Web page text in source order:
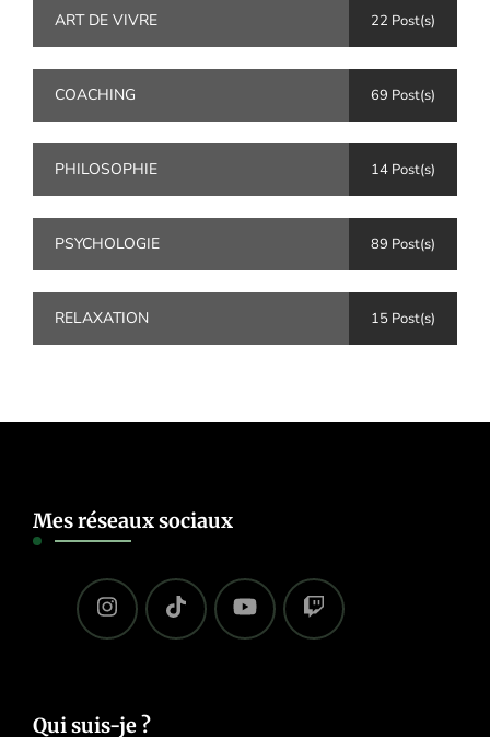
ART DE VIVRE 22 Post(s)
COACHING 69 Post(s)
PHILOSOPHIE 14 Post(s)
PSYCHOLOGIE 89 Post(s)
RELAXATION 15 Post(s)
Mes réseaux sociaux
Qui suis-je ?